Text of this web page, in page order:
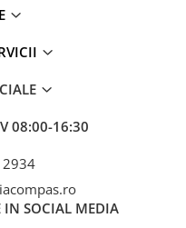
08:00-16:30
IN SOCIAL MEDIA